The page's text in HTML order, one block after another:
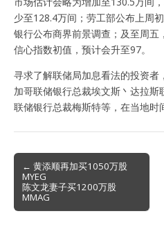
少至128.4万间；劳工部公布上周
银行公布商界前景调查；及至周
信心指数初值，预计会升至97。
寻求了解联储局加息看法的投资
加哥联储银行总裁埃文斯丶达拉
联储银行总裁梅斯特等，在当地时
Post
navigation
← 黄添顺再加买1050万股
MYEG
陈文龙妻子买1200万股
MMAG